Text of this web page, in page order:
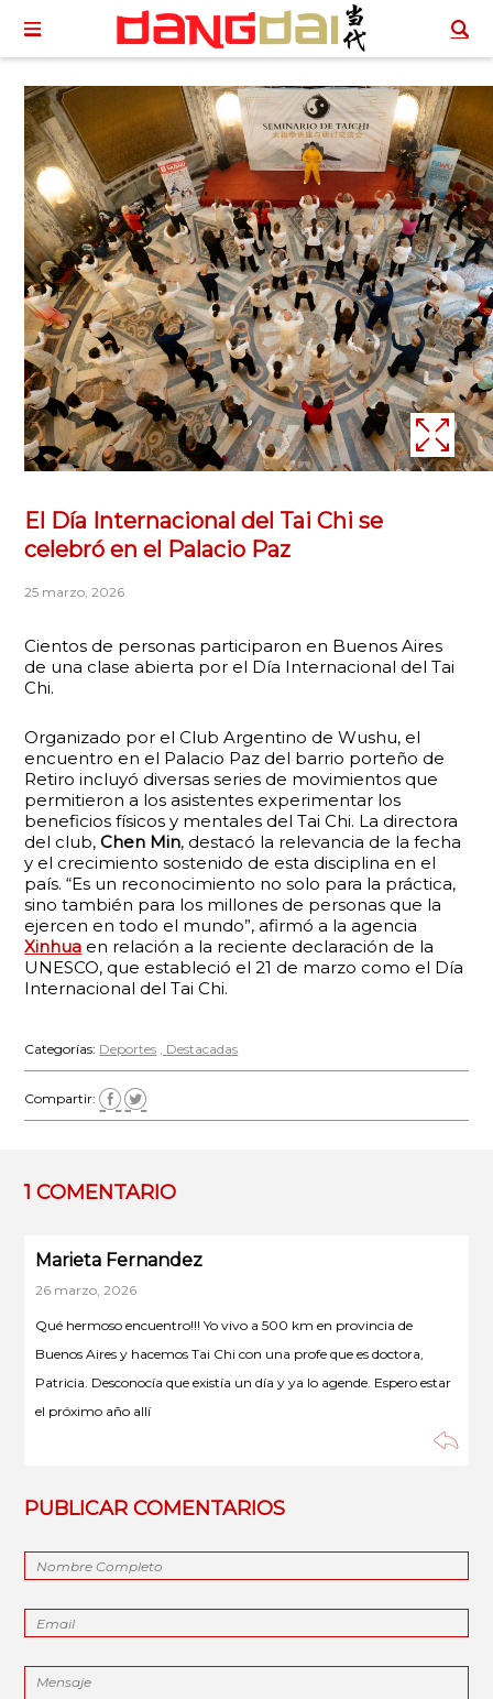
El Día Internacional del Tai Chi se
celebró en el Palacio Paz
25 marzo, 2026
Cientos de personas participaron en Buenos Aires
de una clase abierta por el Día Internacional del Tai
Chi.
Organizado por el Club Argentino de Wushu, el
encuentro en el Palacio Paz del barrio porteño de
Retiro incluyó diversas series de movimientos que
permitieron a los asistentes experimentar los
beneficios físicos y mentales del Tai Chi. La directora
del club,Chen Min, destacó la relevancia de la fecha
y el crecimiento sostenido de esta disciplina en el
país. “Es un reconocimiento no solo para la práctica,
sino también para los millones de personas que la
ejercen en todo el mundo”, afirmó a la agencia
Xinhua en relación a la reciente declaración de la
UNESCO, que estableció el 21 de marzo como el Día
Internacional del Tai Chi.
Categorías: Deportes Destacadas
Compartir:
1 COMENTARIO
Marieta Fernandez
26 marzo, 2026
Qué hermoso encuentro!!! Yo vivo a 500 km en provincia de
Buenos Aires y hacemos Tai Chi con una profe que es doctora,
Patricia. Desconocía que existía un día y ya lo agende. Espero estar
el próximo año allí
PUBLICAR COMENTARIOS